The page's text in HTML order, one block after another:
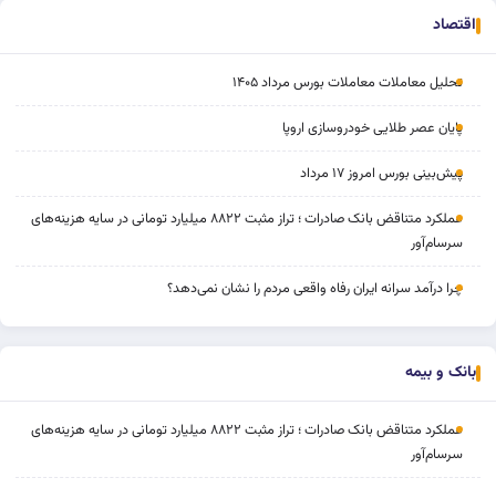
اقتصاد
تحلیل معاملات معاملات بورس مرداد ۱۴۰۵
پایان عصر طلایی خودروسازی اروپا
پیش‌بینی بورس امروز ۱۷ مرداد
عملکرد متناقض بانک صادرات ؛ تراز مثبت ۸۸۲۲ میلیارد تومانی در سایه هزینه‌های
سرسام‌آور
چرا درآمد سرانه ایران رفاه واقعی مردم را نشان نمی‌دهد؟
بانک و بیمه
عملکرد متناقض بانک صادرات ؛ تراز مثبت ۸۸۲۲ میلیارد تومانی در سایه هزینه‌های
سرسام‌آور